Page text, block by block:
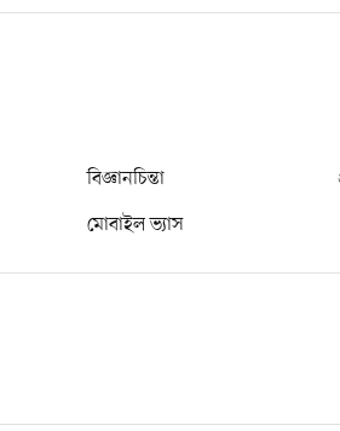
বিজ্ঞানচিন্তা
মোবাইল ভ্যাস